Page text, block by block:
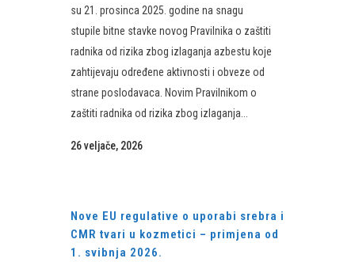
su 21. prosinca 2025. godine na snagu
stupile bitne stavke novog Pravilnika o zaštiti
radnika od rizika zbog izlaganja azbestu koje
zahtijevaju određene aktivnosti i obveze od
strane poslodavaca. Novim Pravilnikom o
zaštiti radnika od rizika zbog izlaganja...
26 veljače, 2026
Nove EU regulative o uporabi srebra i
CMR tvari u kozmetici – primjena od
1. svibnja 2026.